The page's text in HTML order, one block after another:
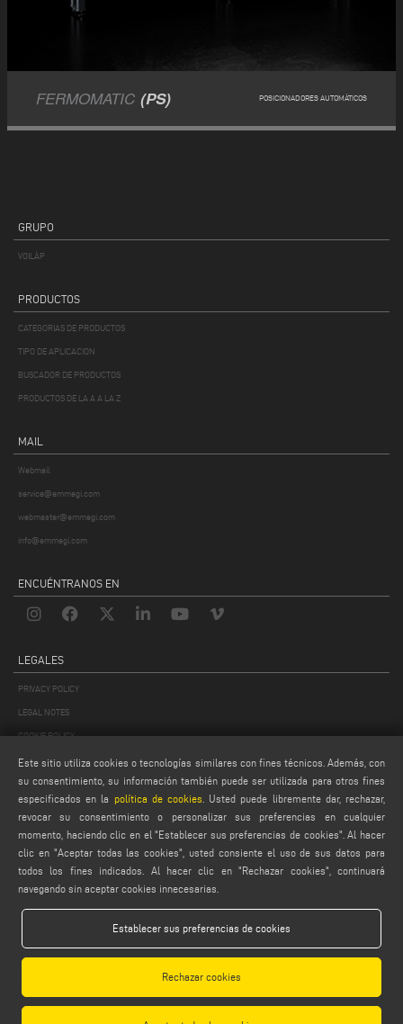
FERMOMATIC (PS) POSICIONADORES AUTOMÁTICOS
GRUPO
VOILÀP
PRODUCTOS
CATEGORIAS DE PRODUCTOS
TIPO DE APLICACION
BUSCADOR DE PRODUCTOS
PRODUCTOS DE LA A A LA Z
MAIL
Webmail
service@emmegi.com
webmaster@emmegi.com
info@emmegi.com
ENCUÉNTRANOS EN
LEGALES
PRIVACY POLICY
LEGAL NOTES
COOKIE POLICY
GENERAL TERMS AND CONDITIONS OF SALE
CONDICIONES GENERALES DE DISTRIBUCIÓN
AJUSTES DE COOKIES
Emmegi S.p.a. - Via Archimede, 10 - 41019 - Limidi di Soliera (MO) - ITALY -
tel +39 059 895411- P.Iva/C.Fisc 01978870366
Capitale Sociale € 2.080.000,00 i.v. - Nr. Identificazione I.V.A. IT 01978870366 - R.I.
Modena 01978870366 - R.E.A Modena 256411
Este sitio utiliza cookies o tecnologías similares con fines técnicos. Además, con
su consentimiento, su información también puede ser utilizada para otros fines
especificados en la
política de cookies . Usted puede libremente dar, rechazar,
revocar su consentimiento o personalizar sus preferencias en cualquier
momento, haciendo clic en el "Establecer sus preferencias de cookies". Al hacer
clic en "Aceptar todas las cookies", usted consiente el uso de sus datos para
todos los fines indicados. Al hacer clic en "Rechazar cookies", continuará
navegando sin aceptar cookies innecesarias.
Establecer sus preferencias de cookies
Rechazar cookies